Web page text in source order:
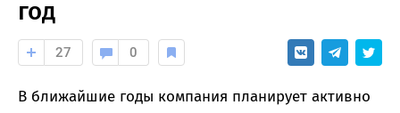
год
27 0
В ближайшие годы компания планирует активно